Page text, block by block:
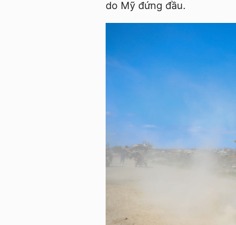
do Mỹ đứng đầu.